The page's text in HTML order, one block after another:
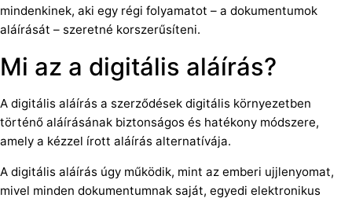
mindenkinek, aki egy régi folyamatot – a dokumentumok
aláírását – szeretné korszerűsíteni.
Mi az a digitális aláírás?
A digitális aláírás a szerződések digitális környezetben
történő aláírásának biztonságos és hatékony módszere,
amely a kézzel írott aláírás alternatívája.
A digitális aláírás úgy működik, mint az emberi ujjlenyomat,
mivel minden dokumentumnak saját, egyedi elektronikus